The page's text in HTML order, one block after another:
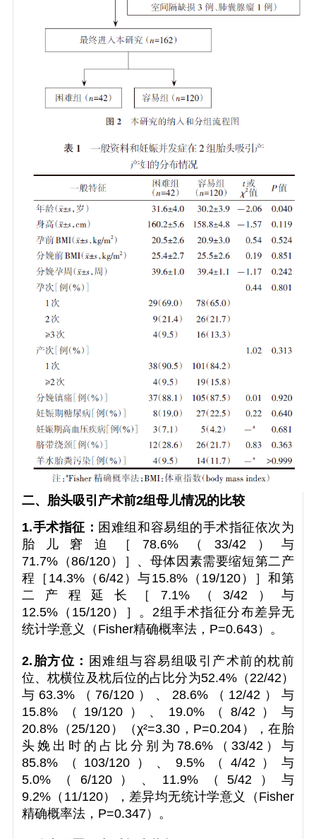
二、胎头吸引产术前2组母儿情况的比较
1.手术指征： 困难组和容易组的手术指征依次为
胎儿窘迫［78.6%（33/42）与
71.7%（86/120）］、母体因素需要缩短第二产
程［14.3%（6/42）与15.8%（19/120）］和第
二产程延长［7.1%（3/42）与
12.5%（15/120）］。2组手术指征分布差异无
统计学意义（Fisher精确概率法， P=0.643）。
2.胎方位： 困难组与容易组吸引产术前的枕前
位、枕横位及枕后位的占比分为52.4%（22/42）
与63.3%（76/120）、28.6%（12/42）与
15.8%（19/120）、19.0%（8/42）与
20.8%（25/120）（χ²=3.30， P=0.204），在胎
头娩出时的占比分别为78.6%（33/42）与
85.8%（103/120）、9.5%（4/42）与
5.0%（6/120）、11.9%（5/42）与
9.2%（11/120），差异均无统计学意义（Fisher
精确概率法， P=0.347）。